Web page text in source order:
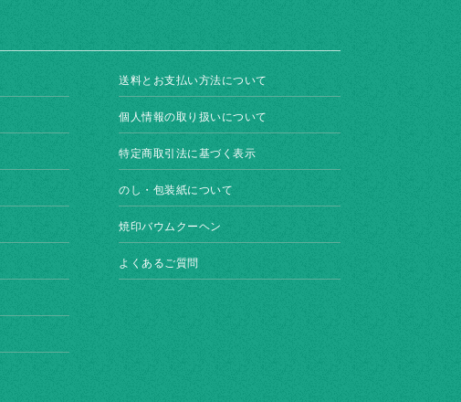
送料とお支払い方法について
個人情報の取り扱いについて
特定商取引法に基づく表示
のし・包装紙について
焼印バウムクーヘン
よくあるご質問